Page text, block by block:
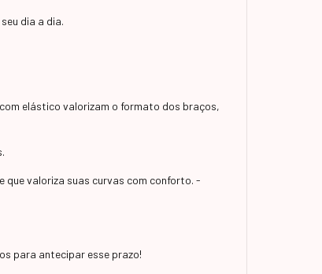
dia a dia.
elástico valorizam o formato dos braços,
que valoriza suas curvas com conforto. -
para antecipar esse prazo!